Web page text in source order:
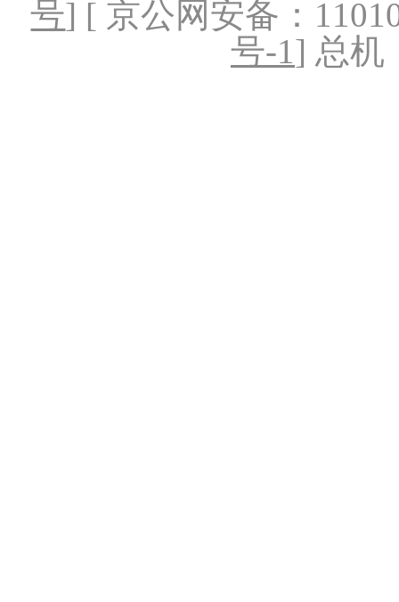
号] [ 京公网安备：
号-1] 总机